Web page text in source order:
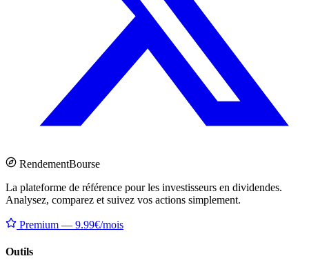
RendementBourse
La plateforme de référence pour les investisseurs en dividendes.
Analysez, comparez et suivez vos actions simplement.
Premium — 9.99€/mois
Outils